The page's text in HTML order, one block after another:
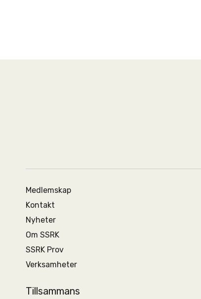
Medlemskap
Kontakt
Nyheter
Om SSRK
SSRK Prov
Verksamheter
Tillsammans